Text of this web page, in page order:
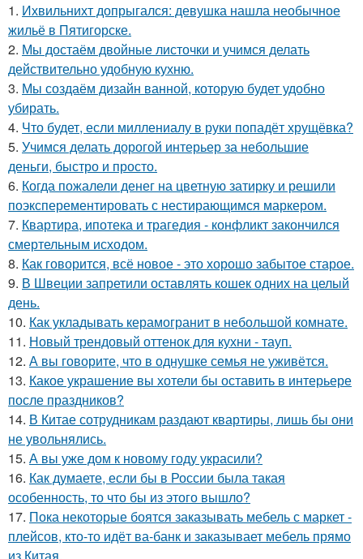
1. Ихвильнихт допрыгался: девушка нашла необычное
жильё в Пятигорске.
2. Мы достаём двойные листочки и учимся делать
действительно удобную кухню.
3. Мы создаём дизайн ванной, которую будет удобно
убирать.
4. Что будет, если миллениалу в руки попадёт хрущёвка?
5. Учимся делать дорогой интерьер за небольшие
деньги, быстро и просто.
6. Когда пожалели денег на цветную затирку и решили
поэксперементировать с нестирающимся маркером.
7. Квартира, ипотека и трагедия - конфликт закончился
смертельным исходом.
8. Как говорится, всё новое - это хорошо забытое старое.
9. В Швеции запретили оставлять кошек одних на целый
день.
10. Как укладывать керамогранит в небольшой комнате.
11. Новый трендовый оттенок для кухни - тауп.
12. А вы говорите, что в однушке семья не уживётся.
13. Какое украшение вы хотели бы оставить в интерьере
после праздников?
14. В Китае сотрудникам раздают квартиры, лишь бы они
не увольнялись.
15. А вы уже дом к новому году украсили?
16. Как думаете, если бы в России была такая
особенность, то что бы из этого вышло?
17. Пока некоторые боятся заказывать мебель с маркет -
плейсов, кто-то идёт ва-банк и заказывает мебель прямо